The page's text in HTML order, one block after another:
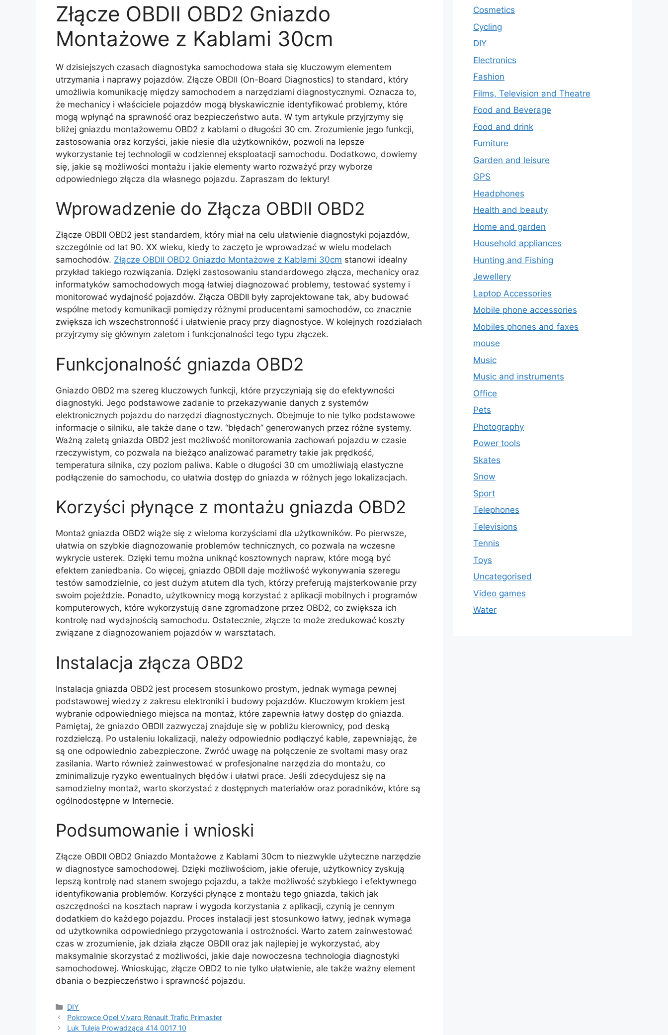
Złącze OBDII OBD2 Gniazdo
Montażowe z Kablami 30cm
W dzisiejszych czasach diagnostyka samochodowa stała się kluczowym elementem
utrzymania i naprawy pojazdów. Złącze OBDII (On-Board Diagnostics) to standard, który
umożliwia komunikację między samochodem a narzędziami diagnostycznymi. Oznacza to,
że mechanicy i właściciele pojazdów mogą błyskawicznie identyfikować problemy, które
mogą wpłynąć na sprawność oraz bezpieczeństwo auta. W tym artykule przyjrzymy się
bliżej gniazdu montażowemu OBD2 z kablami o długości 30 cm. Zrozumienie jego funkcji,
zastosowania oraz korzyści, jakie niesie dla użytkowników, pozwoli na lepsze
wykorzystanie tej technologii w codziennej eksploatacji samochodu. Dodatkowo, dowiemy
się, jakie są możliwości montażu i jakie elementy warto rozważyć przy wyborze
odpowiedniego złącza dla własnego pojazdu. Zapraszam do lektury!
Wprowadzenie do Złącza OBDII OBD2
Złącze OBDII OBD2 jest standardem, który miał na celu ułatwienie diagnostyki pojazdów,
szczególnie od lat 90. XX wieku, kiedy to zaczęto je wprowadzać w wielu modelach
samochodów. Złącze OBDII OBD2 Gniazdo Montażowe z Kablami 30cm stanowi idealny
przykład takiego rozwiązania. Dzięki zastosowaniu standardowego złącza, mechanicy oraz
informatyków samochodowych mogą łatwiej diagnozować problemy, testować systemy i
monitorować wydajność pojazdów. Złącza OBDII były zaprojektowane tak, aby budować
wspólne metody komunikacji pomiędzy różnymi producentami samochodów, co znacznie
zwiększa ich wszechstronność i ułatwienie pracy przy diagnostyce. W kolejnych rozdziałach
przyjrzymy się głównym zaletom i funkcjonalności tego typu złączek.
Funkcjonalność gniazda OBD2
Gniazdo OBD2 ma szereg kluczowych funkcji, które przyczyniają się do efektywności
diagnostyki. Jego podstawowe zadanie to przekazywanie danych z systemów
elektronicznych pojazdu do narzędzi diagnostycznych. Obejmuje to nie tylko podstawowe
informacje o silniku, ale także dane o tzw. “błędach” generowanych przez różne systemy.
Ważną zaletą gniazda OBD2 jest możliwość monitorowania zachowań pojazdu w czasie
rzeczywistym, co pozwala na bieżąco analizować parametry takie jak prędkość,
temperatura silnika, czy poziom paliwa. Kable o długości 30 cm umożliwiają elastyczne
podłączenie do samochodu, co ułatwia dostęp do gniazda w różnych jego lokalizacjach.
Korzyści płynące z montażu gniazda OBD2
Montaż gniazda OBD2 wiąże się z wieloma korzyściami dla użytkowników. Po pierwsze,
ułatwia on szybkie diagnozowanie problemów technicznych, co pozwala na wczesne
wykrycie usterek. Dzięki temu można uniknąć kosztownych napraw, które mogą być
efektem zaniedbania. Co więcej, gniazdo OBDII daje możliwość wykonywania szeregu
testów samodzielnie, co jest dużym atutem dla tych, którzy preferują majsterkowanie przy
swoim pojeździe. Ponadto, użytkownicy mogą korzystać z aplikacji mobilnych i programów
komputerowych, które wykorzystują dane zgromadzone przez OBD2, co zwiększa ich
kontrolę nad wydajnością samochodu. Ostatecznie, złącze to może zredukować koszty
związane z diagnozowaniem pojazdów w warsztatach.
Instalacja złącza OBD2
Instalacja gniazda OBD2 jest procesem stosunkowo prostym, jednak wymaga pewnej
podstawowej wiedzy z zakresu elektroniki i budowy pojazdów. Kluczowym krokiem jest
wybranie odpowiedniego miejsca na montaż, które zapewnia łatwy dostęp do gniazda.
Pamiętaj, że gniazdo OBDII zazwyczaj znajduje się w pobliżu kierownicy, pod deską
rozdzielczą. Po ustaleniu lokalizacji, należy odpowiednio podłączyć kable, zapewniając, że
są one odpowiednio zabezpieczone. Zwróć uwagę na połączenie ze svoltami masy oraz
zasilania. Warto również zainwestować w profesjonalne narzędzia do montażu, co
zminimalizuje ryzyko ewentualnych błędów i ułatwi prace. Jeśli zdecydujesz się na
samodzielny montaż, warto skorzystać z dostępnych materiałów oraz poradników, które są
ogólnodostępne w Internecie.
Podsumowanie i wnioski
Złącze OBDII OBD2 Gniazdo Montażowe z Kablami 30cm to niezwykle użyteczne narzędzie
w diagnostyce samochodowej. Dzięki możliwościom, jakie oferuje, użytkownicy zyskują
lepszą kontrolę nad stanem swojego pojazdu, a także możliwość szybkiego i efektywnego
identyfikowania problemów. Korzyści płynące z montażu tego gniazda, takich jak
oszczędności na kosztach napraw i wygoda korzystania z aplikacji, czynią je cennym
dodatkiem do każdego pojazdu. Proces instalacji jest stosunkowo łatwy, jednak wymaga
od użytkownika odpowiedniego przygotowania i ostrożności. Warto zatem zainwestować
czas w zrozumienie, jak działa złącze OBDII oraz jak najlepiej je wykorzystać, aby
maksymalnie skorzystać z możliwości, jakie daje nowoczesna technologia diagnostyki
samochodowej. Wnioskując, złącze OBD2 to nie tylko ułatwienie, ale także ważny element
dbania o bezpieczeństwo i sprawność pojazdu.
Kategorie
DIY
Pokrowce Opel Vivaro Renault Trafic Primaster
Luk Tuleja Prowadząca 414 0017 10
Cosmetics
Cycling
DIY
Electronics
Fashion
Films, Television and Theatre
Food and Beverage
Food and drink
Furniture
Garden and leisure
GPS
Headphones
Health and beauty
Home and garden
Household appliances
Hunting and Fishing
Jewellery
Laptop Accessories
Mobile phone accessories
Mobiles phones and faxes
mouse
Music
Music and instruments
Office
Pets
Photography
Power tools
Skates
Snow
Sport
Telephones
Televisions
Tennis
Toys
Uncategorised
Video games
Water